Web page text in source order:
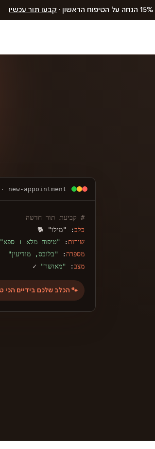
קבעו תור עכשיו
new-appointment
# קביעת תור חדשה
כלב: "מילו" 🐕
שירות : "טיפוח מלא + ספא"
מספרה: "בלובס, מודיעין"
מצב: "מאושר" ✓
🐾 הכלב שלכם בידיים הכי